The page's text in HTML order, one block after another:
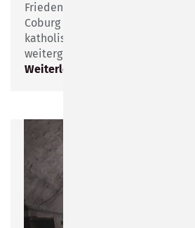
Friedenslicht um 16:00 Uhr durch
Coburg an die Pfarrer der
katholischen Kirche auf dem
weitergegeben.
Weiterlesen